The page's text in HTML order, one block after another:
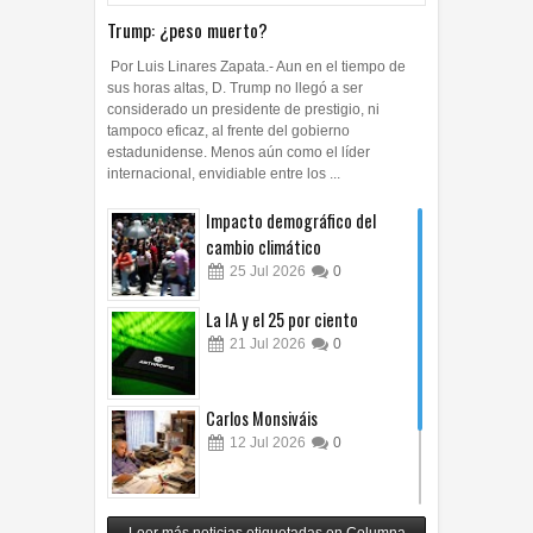
Trump: ¿peso muerto?
Por Luis Linares Zapata.- Aun en el tiempo de
sus horas altas, D. Trump no llegó a ser
considerado un presidente de prestigio, ni
tampoco eficaz, al frente del gobierno
estadunidense. Menos aún como el líder
internacional, envidiable entre los ...
Impacto demográfico del
cambio climático
25 Jul 2026 0
La IA y el 25 por ciento
21 Jul 2026 0
Carlos Monsiváis
12 Jul 2026 0
Revuelo en la inteligencia